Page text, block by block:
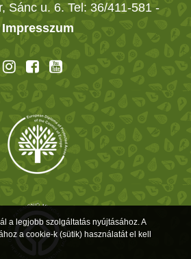
Sánc u. 6. Tel: 36/411-581 -
Impresszum
a legjobb szolgáltatás nyújtásához. A
a cookie-k (sütik) használatát el kell